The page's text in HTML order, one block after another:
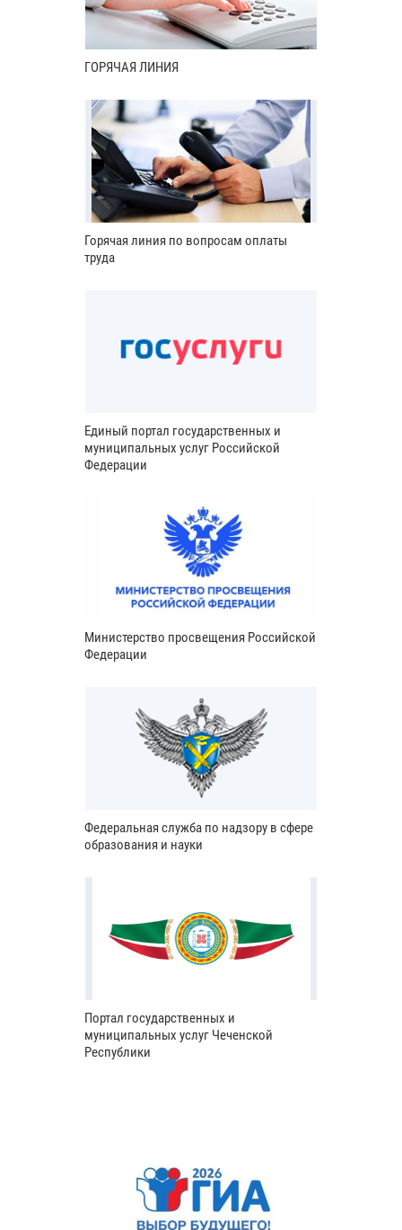
ГОРЯЧАЯ ЛИНИЯ
Горячая линия по вопросам оплаты
труда
Единый портал государственных и
муниципальных услуг Российской
Федерации
Министерство просвещения Российской
Федерации
Федеральная служба по надзору в сфере
образования и науки
Портал государственных и
муниципальных услуг Чеченской
Республики